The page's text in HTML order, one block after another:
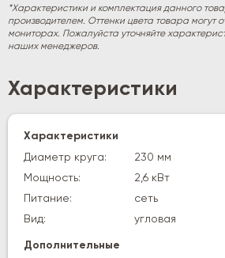
*Характеристики и комплектация данного
производителем. Оттенки цвета товара могут
мониторах. Пожалуйста уточняйте
наших менеджеров.
Характеристики
Характеристики
Диаметр круга:
230 мм
Мощность:
2,6 кВт
Питание:
сеть
Вид:
угловая
Дополнительные